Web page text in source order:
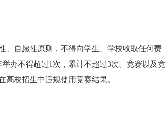
、自愿性原则，不得向学生、学校收取任何费
办不得超过1次，累计不超过3次。竞赛以及竞
校招生中违规使用竞赛结果。